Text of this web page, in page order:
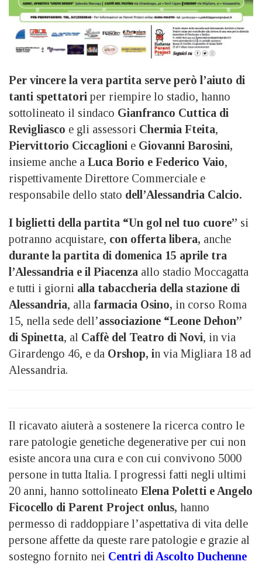
Per vincere la vera partita serve però l’aiuto di
tanti spettatori per riempire lo stadio, hanno
sottolineato il sindaco Gianfranco Cuttica di
Revigliasco e gli assessori Chermia Fteita,
Piervittorio Ciccaglioni e Giovanni Barosini,
insieme anche a Luca Borio e Federico Vaio,
rispettivamente Direttore Commerciale e
responsabile dello stato dell’Alessandria Calcio.
I biglietti della partita “Un gol nel tuo cuore” si
potranno acquistare, con offerta libera, anche
durante la partita di domenica 15 aprile tra
l’Alessandria e il Piacenza allo stadio Moccagatta
e tutti i giorni alla tabaccheria della stazione di
Alessandria, alla farmacia Osino, in corso Roma
15, nella sede dell’associazione “Leone Dehon”
di Spinetta, al Caffè del Teatro di Novi, in via
Girardengo 46, e da Orshop, in via Migliara 18 ad
Alessandria.
Il ricavato aiuterà a sostenere la ricerca contro le
rare patologie genetiche degenerative per cui non
esiste ancora una cura e con cui convivono 5000
persone in tutta Italia. I progressi fatti negli ultimi
20 anni, hanno sottolineato Elena Poletti e Angelo
Ficocello di Parent Project onlus, hanno
permesso di raddoppiare l’aspettativa di vita delle
persone affette da queste rare patologie e grazie al
sostegno fornito nei Centri di Ascolto Duchenne